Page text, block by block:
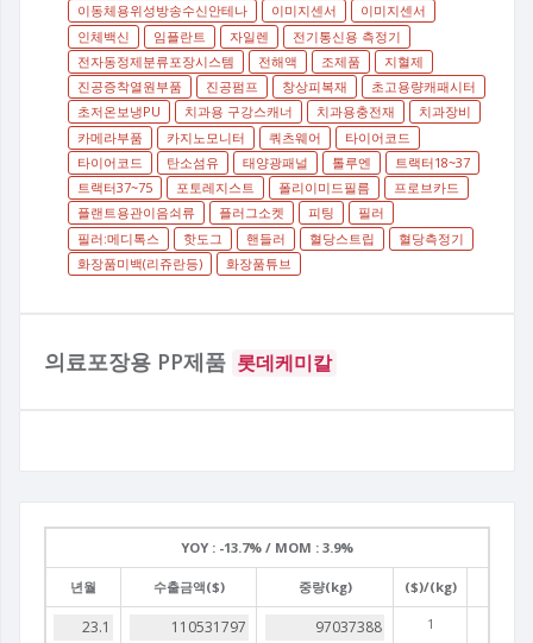
이동체용위성방송수신안테나
이미지센서
이미지센서
인체백신
임플란트 자일렌
전기통신용 측정기
전자동정제분류포장시스템
전해액 조제품
지혈제
진공증착열원부품
진공펌프 창상피복재
초고용량캐패시터
초저온보냉PU
치과용 구강스캐너 치과용충전재
치과장비
카메라부품
카지노모니터 쿼츠웨어
타이어코드
타이어코드
탄소섬유 태양광패널 톨루엔
트랙터18~37
트랙터37~75
포토레지스트 폴리이미드필름
프로브카드
플랜트용관이음쇠류
플러그소켓 피팅
필러
필러:메디톡스
핫도그 핸들러 혈당스트립
혈당측정기
화장품미백(리쥬란등)
화장품튜브
의료포장용 PP제품 롯데케미칼
YOY : -13.7% / MOM : 3.9%
년월 수출금액($) 중량(kg) ($)/(kg)
1